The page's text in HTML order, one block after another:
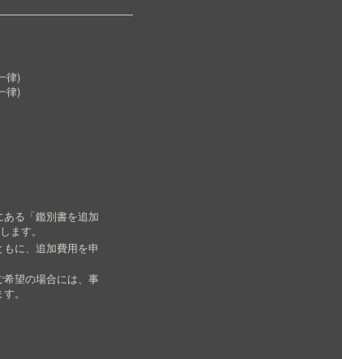
)
律)
る「鑑別書を追加
ます。
に、追加費用を申
望の場合には、事
。